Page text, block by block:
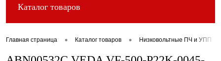
Каталог товаров
Главная страница • Каталог товаров • Низковольтные ПЧ и УПП